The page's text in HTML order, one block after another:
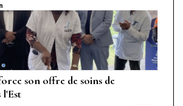
son offre de soins de
l'Est